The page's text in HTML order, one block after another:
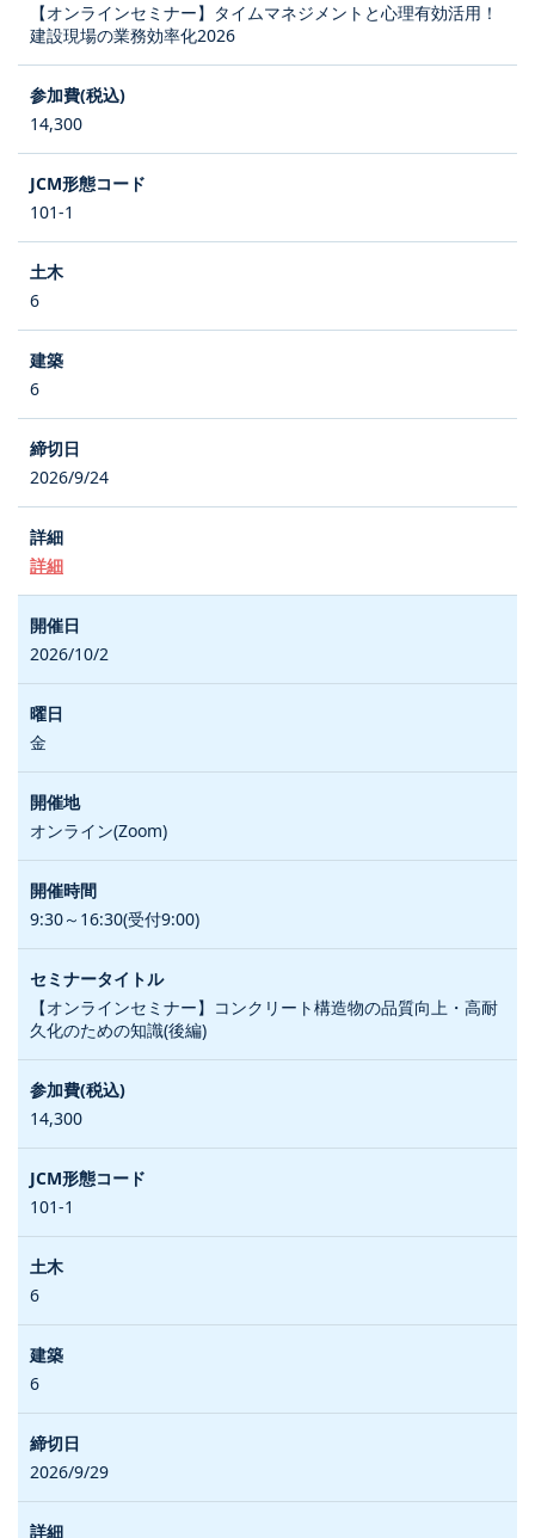
【オンラインセミナー】タイムマネジメントと心理有効活用！
建設現場の業務効率化2026
14,300
101-1
6
6
2026/9/24
詳細
2026/10/2
金
オンライン(Zoom)
9:30～16:30(受付9:00)
【オンラインセミナー】コンクリート構造物の品質向上・高耐
久化のための知識(後編)
14,300
101-1
6
6
2026/9/29